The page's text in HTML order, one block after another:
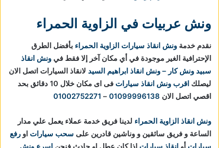
ونش عربيات في الزاوية الحمراء
نقدم خدمة ونش انقاذ سيارات الزاوية الحمراء بأفضل الطرق
الإحترافية الغير موجودة في أي مكان آخر إلا فقط في ونش انقاذ
سبيد ونش كار – ونش انقاذ ابراهيم السيد لانقاذ السيارات اتصل الان
ليصلك اقرب ونش انقاذ سيارات
فى اى مكان خلال 10 دقائق بحد
اقصي اتصل الان 01099996138
–
01002752271
ونش انقاذ الزاوية الحمراء لدينا فريق خدمة عملاء يعمل علي مدار
الساعة و فريق سائقين و وناشين قادرين على سحب سيارات او رفع